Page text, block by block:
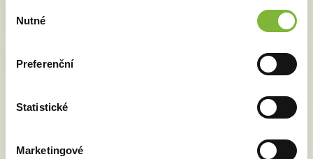
souhlasu
Nutné
Preferenční
Statistické
Marketingové
Vylepšení legislativního alarmu
všem souborům si na jedno kliknutí můžete